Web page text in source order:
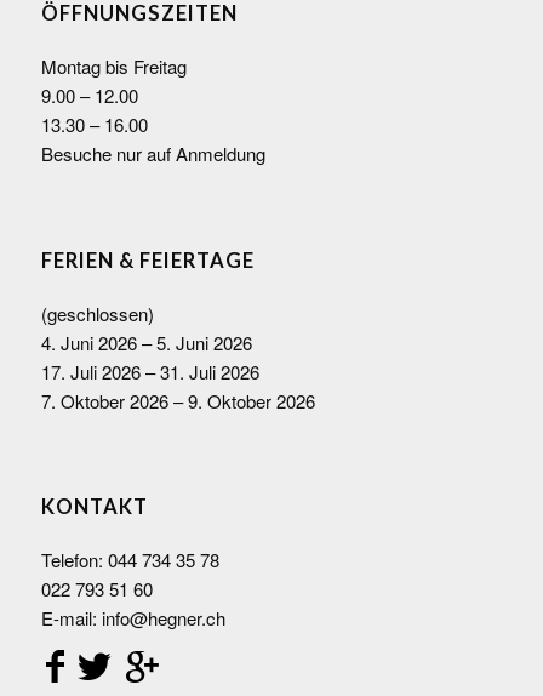
ÖFFNUNGSZEITEN
Montag bis Freitag
9.00 – 12.00
13.30 – 16.00
Besuche nur auf Anmeldung
FERIEN & FEIERTAGE
(geschlossen)
4. Juni 2026 – 5. Juni 2026
17. Juli 2026 – 31. Juli 2026
7. Oktober 2026 – 9. Oktober 2026
KONTAKT
Telefon: 044 734 35 78
022 793 51 60
E-mail: info@hegner.ch